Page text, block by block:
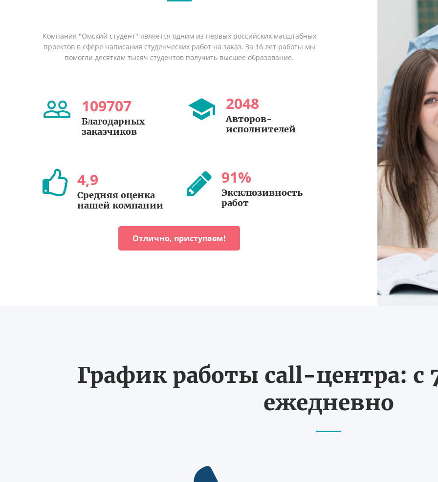
Компания "Омский студент" является одним из первых российских масштабных
проектов в сфере написания студенческих работ на заказ. За 16 лет работы мы
помогли десяткам тысяч студентов получить высшее образование.
109707
Благодарных
заказчиков
2048
Авторов-
исполнителей
4,9
Средняя оценка
нашей компании
91%
Эксклюзивность
работ
Отлично, приступаем!
График работы call-центра: с
ежедневно